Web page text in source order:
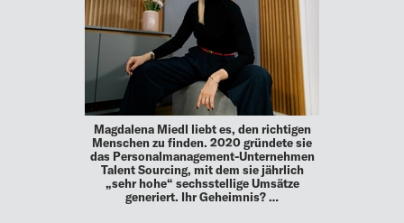
Magdalena Miedl liebt es, den richtigen
Menschen zu finden. 2020 gründete sie
das Personalmanagement-Unternehmen
Talent Sourcing, mit dem sie jährlich
„sehr hohe“ sechsstellige Umsätze
generiert. Ihr Geheimnis? …